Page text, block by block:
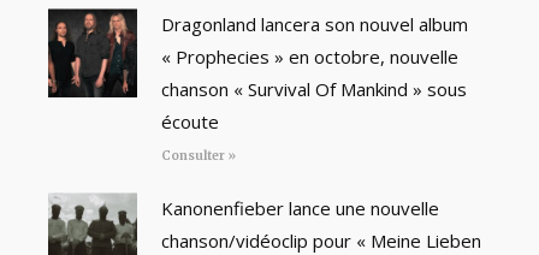
Dragonland lancera son nouvel album
« Prophecies » en octobre, nouvelle
chanson « Survival Of Mankind » sous
écoute
Consulter »
Kanonenfieber lance une nouvelle
chanson/vidéoclip pour « Meine Lieben